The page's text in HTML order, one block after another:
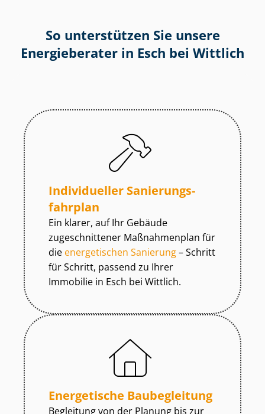
So unterstützen Sie unsere
Energieberater in Esch bei Wittlich
Individueller Sa­nie­rungs­
fahr­plan
Ein klarer, auf Ihr Gebäude
zugeschnittener Maßnahmenplan für
die energetischen Sanierung– Schritt
für Schritt, passend zu Ihrer
Immobilie in Esch bei Wittlich.
Energetische Baubegleitung
Begleitung von der Planung bis zur